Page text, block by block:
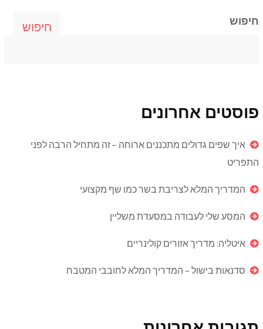
חיפוש חיפוש
פוסטים אחרונים
איך שפים גדולים מתכננים ארוחה – זה מתחיל הרבה לפני
התפריט
המדריך המלא לצריבת בשר כמו שף מקצועי
המסע שלי לעבודה במסעדת משליין
איטליה: מדריך אזורים קולינריים
סדנאות בישול – המדריך המלא לחובבי המטבח